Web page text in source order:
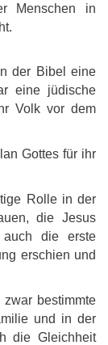
Menschen in
der Bibel eine
eine jüdische
Volk vor dem
Gottes für ihr
Rolle in der
die Jesus
die erste
erschien und
bestimmte
und in der
die Gleichheit